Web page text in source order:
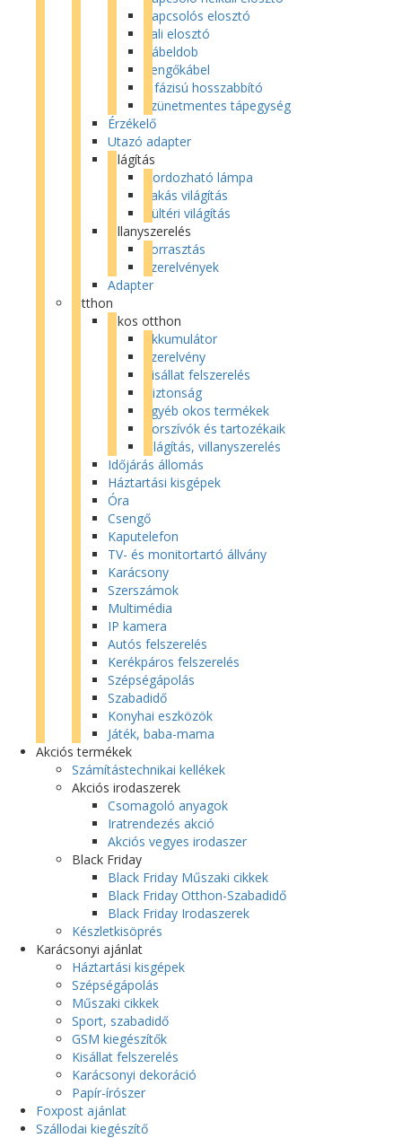
Kapcsolós elosztó
Fali elosztó
Kábeldob
Lengőkábel
3 fázisú hosszabbító
Szünetmentes tápegység
Érzékelő
Utazó adapter
Világítás
Hordozható lámpa
Lakás világítás
Kültéri világítás
Villanyszerelés
Forrasztás
Szerelvények
Adapter
Otthon
Okos otthon
Akkumulátor
Szerelvény
Kisállat felszerelés
Biztonság
Egyéb okos termékek
Porszívók és tartozékaik
Világítás, villanyszerelés
Időjárás állomás
Háztartási kisgépek
Óra
Csengő
Kaputelefon
TV- és monitortartó állvány
Karácsony
Szerszámok
Multimédia
IP kamera
Autós felszerelés
Kerékpáros felszerelés
Szépségápolás
Szabadidő
Konyhai eszközök
Játék, baba-mama
Akciós termékek
Számítástechnikai kellékek
Akciós irodaszerek
Csomagoló anyagok
Iratrendezés akció
Akciós vegyes irodaszer
Black Friday
Black Friday Műszaki cikkek
Black Friday Otthon-Szabadidő
Black Friday Irodaszerek
Készletkisöprés
Karácsonyi ajánlat
Háztartási kisgépek
Szépségápolás
Műszaki cikkek
Sport, szabadidő
GSM kiegészítők
Kisállat felszerelés
Karácsonyi dekoráció
Papír-írószer
Foxpost ajánlat
Szállodai kiegészítő